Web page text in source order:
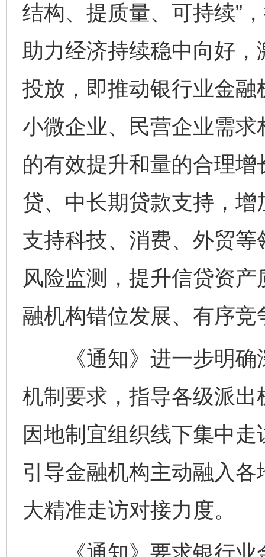
结构、提质量、可持续”
助力经济持续稳中向好
投放，即推动银行业金
小微企业、民营企业需
的有效提升和量的合理
贷、中长期贷款支持，
支持科技、消费、外贸
风险监测，提升信贷资
融机构错位发展、有序
《通知》进一步明确
机制要求，指导各级派
因地制宜组织线下集中走
引导金融机构主动融入
大精准走访对接力度。